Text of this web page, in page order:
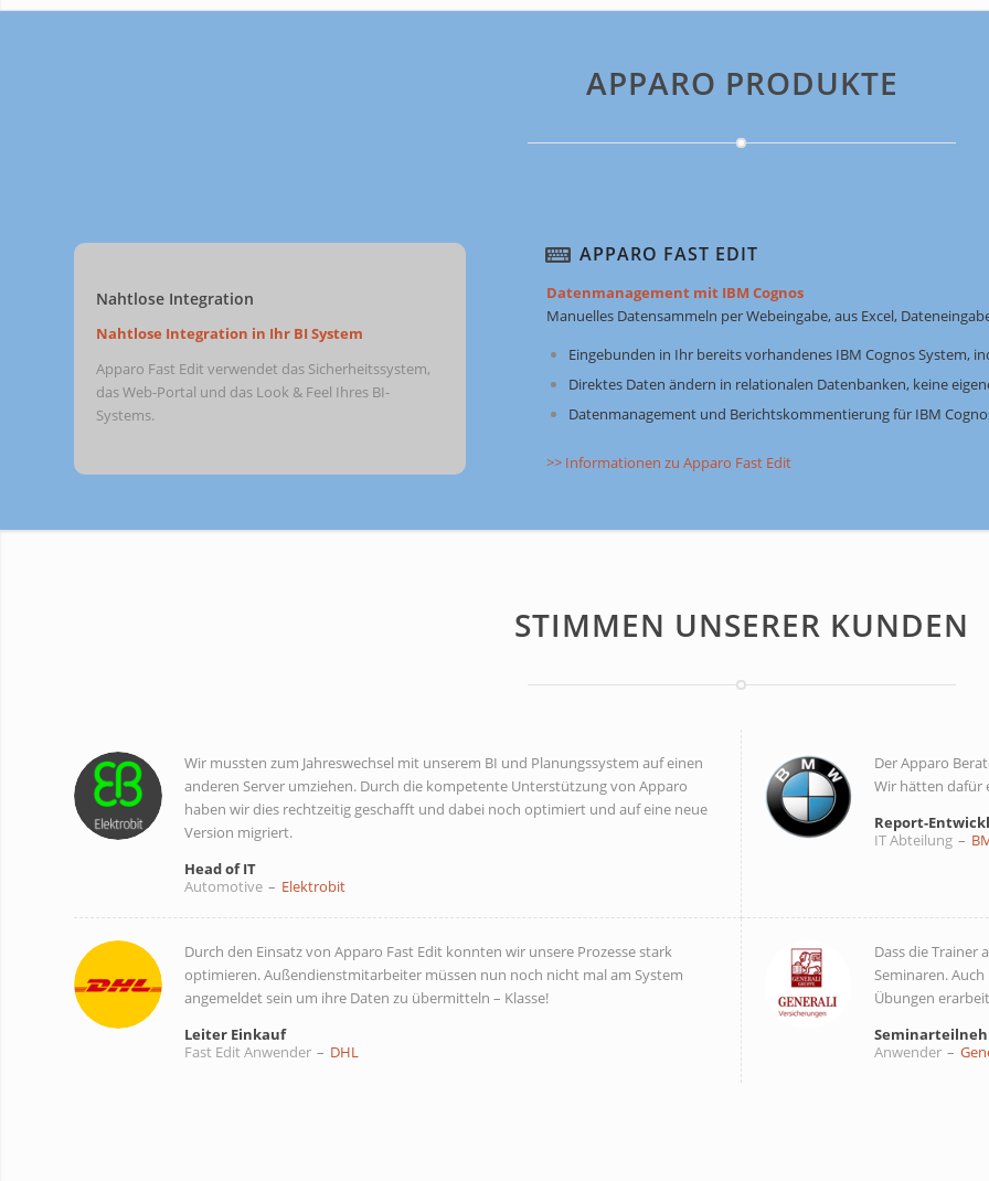
APPARO PRODUKTE
Nahtlose Integration
Nahtlose Integration in Ihr BI System
Apparo Fast Edit verwendet das Sicherheitssystem,
das Web-Portal und das Look & Feel Ihres BI-
Systems.
APPARO FAST EDIT
Datenmanagement mit IBM Cognos
Manuelles Datensammeln per Webeingabe, aus Excel,
Eingebunden in Ihr bereits vorhandenes IBM Cognos System,
Direktes Daten ändern in relationalen Datenbanken, keine
Datenmanagement und Berichtskommentierung für IBM
>> Informationen zu Apparo Fast Edit
STIMMEN UNSERER KUNDEN
Wir mussten zum Jahreswechsel mit unserem BI und Planungssystem auf einen
anderen Server umziehen. Durch die kompetente Unterstützung von Apparo
haben wir dies rechtzeitig geschafft und dabei noch optimiert und auf eine neue
Version migriert.
Head of IT
Automotive – Elektrobit
Der Apparo
Wir hätten dafür
Report-
IT Abteilung –
Durch den Einsatz von Apparo Fast Edit konnten wir unsere Prozesse stark
optimieren. Außendienstmitarbeiter müssen nun noch nicht mal am System
angemeldet sein um ihre Daten zu übermitteln – Klasse!
Leiter Einkauf
Fast Edit Anwender – DHL
Dass die Trainer
Seminaren.
Übungen
Anwender –